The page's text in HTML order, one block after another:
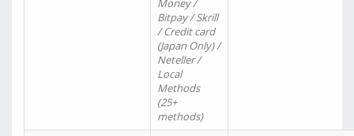
Money /
Bitpay / Skrill
/ Credit card
(Japan Only) /
Neteller /
Local
Methods
(25+
methods)